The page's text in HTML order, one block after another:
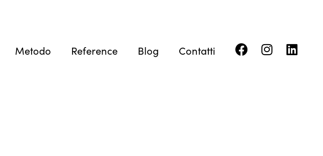
Metodo Reference Blog Contatti